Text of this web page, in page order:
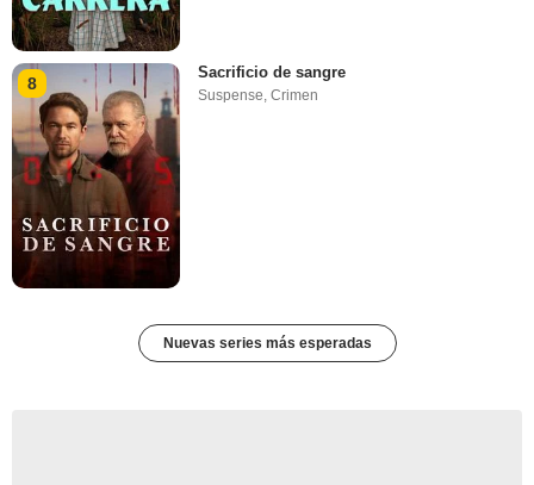
8
Sacrificio de sangre
Suspense,Crimen
Nuevas series más esperadas